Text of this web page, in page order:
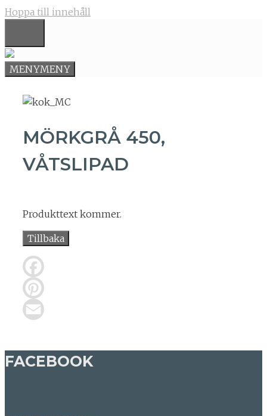
Hoppa till innehåll
MENYMENY
MÖRKGRÅ 450,
VÅTSLIPAD
Produkttext kommer.
Tillbaka
FACEBOOK